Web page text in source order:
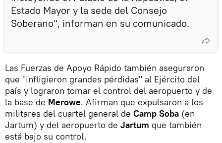
Estado Mayor y la sede del Consejo
Soberano", informan en su comunicado.
Las Fuerzas de Apoyo Rápido también aseguraron
que "infligieron grandes pérdidas" al Ejército del
país y lograron tomar el control del aeropuerto y de
la base de Merowe. Afirman que expulsaron a los
militares del cuartel general de Camp Soba (en
Jartum) y del aeropuerto de Jartum que también
está bajo su control.